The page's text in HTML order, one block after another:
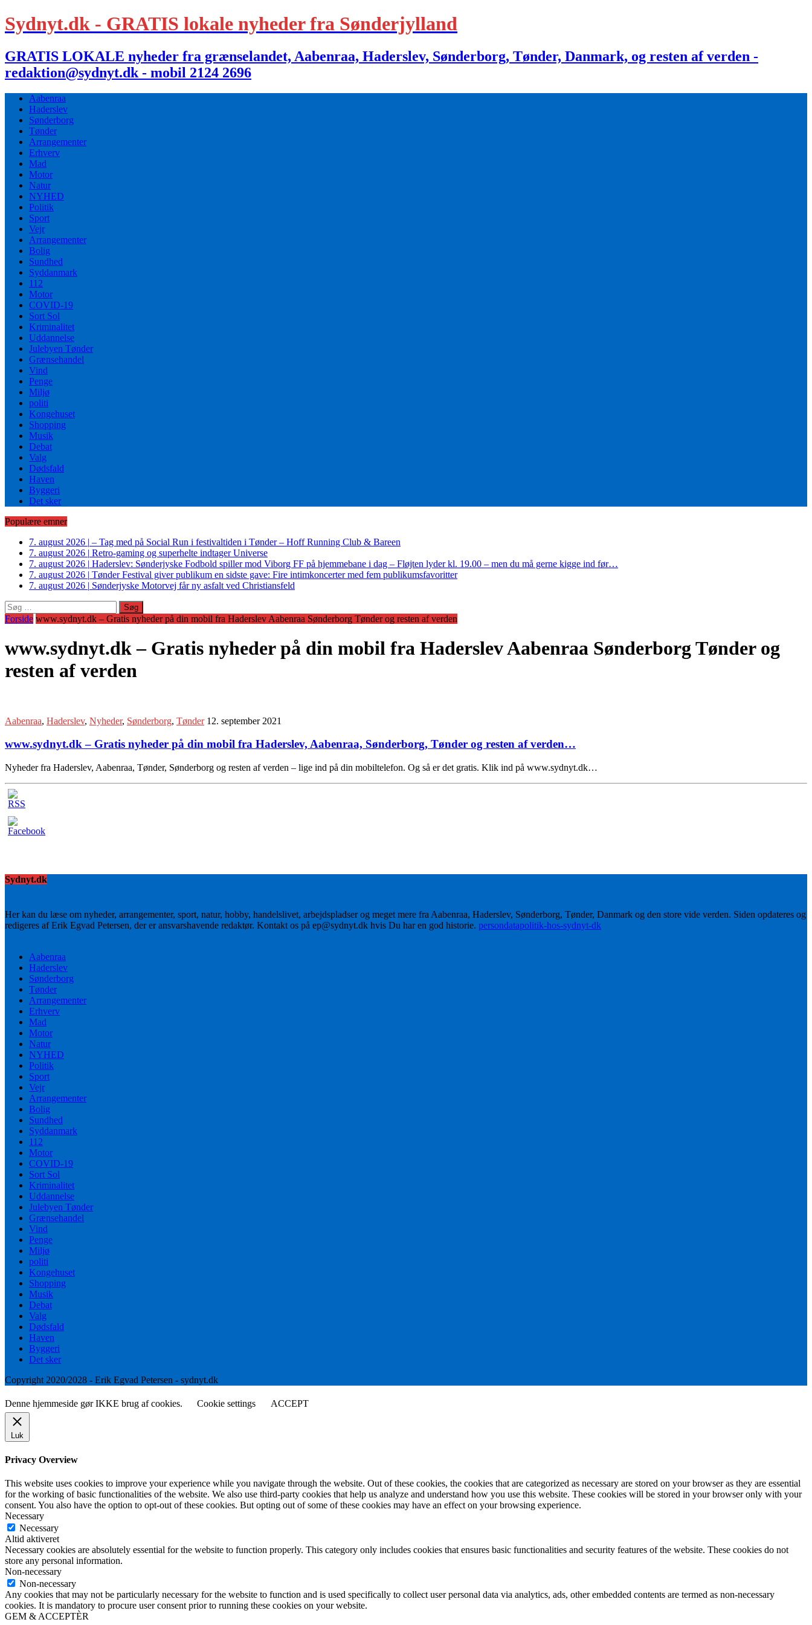
Sydnyt.dk - GRATIS lokale nyheder fra Sønderjylland
GRATIS LOKALE nyheder fra grænselandet, Aabenraa, Haderslev, Sønderborg, Tønder, Danmark, og resten af verden -
redaktion@sydnyt.dk - mobil 2124 2696
Aabenraa
Haderslev
Sønderborg
Tønder
Arrangementer
Erhverv
Mad
Motor
Natur
NYHED
Politik
Sport
Vejr
Arrangementer
Bolig
Sundhed
Syddanmark
112
Motor
COVID-19
Sort Sol
Kriminalitet
Uddannelse
Julebyen Tønder
Grænsehandel
Vind
Penge
Miljø
politi
Kongehuset
Shopping
Musik
Debat
Valg
Dødsfald
Haven
Byggeri
Det sker
Populære emner
7. august 2026 | – Tag med på Social Run i festivaltiden i Tønder – Hoff Running Club & Bareen
7. august 2026 | Retro-gaming og superhelte indtager Universe
7. august 2026 | Haderslev: Sønderjyske Fodbold spiller mod Viborg FF på hjemmebane i dag – Fløjten lyder kl. 19.00 – men du må gerne kigge ind før…
7. august 2026 | Tønder Festival giver publikum en sidste gave: Fire intimkoncerter med fem publikumsfavoritter
7. august 2026 | Sønderjyske Motorvej får ny asfalt ved Christiansfeld
Søg
efter:
Forside www.sydnyt.dk – Gratis nyheder på din mobil fra Haderslev Aabenraa Sønderborg Tønder og resten af verden
www.sydnyt.dk – Gratis nyheder på din mobil fra Haderslev Aabenraa Sønderborg Tønder og
resten af verden
Aabenraa, Haderslev, Nyheder, Sønderborg, Tønder 12. september 2021
www.sydnyt.dk – Gratis nyheder på din mobil fra Haderslev, Aabenraa, Sønderborg, Tønder og resten af verden…
Nyheder fra Haderslev, Aabenraa, Tønder, Sønderborg og resten af verden – lige ind på din mobiltelefon. Og så er det gratis. Klik ind på www.sydnyt.dk…
Sydnyt.dk
Her kan du læse om nyheder, arrangementer, sport, natur, hobby, handelslivet, arbejdspladser og meget mere fra Aabenraa, Haderslev, Sønderborg, Tønder, Danmark og den store vide verden. Siden opdateres og
redigeres af Erik Egvad Petersen, der er ansvarshavende redaktør. Kontakt os på ep@sydnyt.dk hvis Du har en god historie. persondatapolitik-hos-sydnyt-dk
Aabenraa
Haderslev
Sønderborg
Tønder
Arrangementer
Erhverv
Mad
Motor
Natur
NYHED
Politik
Sport
Vejr
Arrangementer
Bolig
Sundhed
Syddanmark
112
Motor
COVID-19
Sort Sol
Kriminalitet
Uddannelse
Julebyen Tønder
Grænsehandel
Vind
Penge
Miljø
politi
Kongehuset
Shopping
Musik
Debat
Valg
Dødsfald
Haven
Byggeri
Det sker
Copyright 2020/2028 - Erik Egvad Petersen - sydnyt.dk
Denne hjemmeside gør IKKE brug af cookies. Cookie settings ACCEPT
Luk
Privacy Overview
This website uses cookies to improve your experience while you navigate through the website. Out of these cookies, the cookies that are categorized as necessary are stored on your browser as they are essential
for the working of basic functionalities of the website. We also use third-party cookies that help us analyze and understand how you use this website. These cookies will be stored in your browser only with your
consent. You also have the option to opt-out of these cookies. But opting out of some of these cookies may have an effect on your browsing experience.
Necessary
Necessary
Altid aktiveret
Necessary cookies are absolutely essential for the website to function properly. This category only includes cookies that ensures basic functionalities and security features of the website. These cookies do not
store any personal information.
Non-necessary
Non-necessary
Any cookies that may not be particularly necessary for the website to function and is used specifically to collect user personal data via analytics, ads, other embedded contents are termed as non-necessary
cookies. It is mandatory to procure user consent prior to running these cookies on your website.
GEM & ACCEPTÈR